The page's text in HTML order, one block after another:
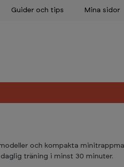
Guider och tips Mina sidor
och kompakta
träning i minst 30 minuter.